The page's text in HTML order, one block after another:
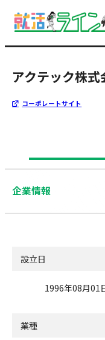
アクテック株式
コーポレートサイト
企業情報
設立日
1996年08月01
業種